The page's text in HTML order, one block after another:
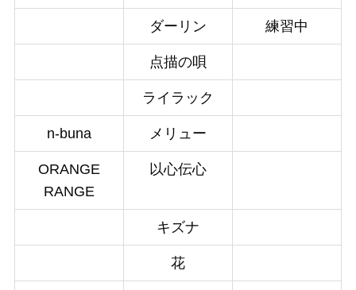
ダーリン 練習中
点描の唄
ライラック
n-buna メリュー
ORANGE
RANGE
以心伝心
キズナ
花